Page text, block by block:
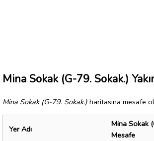
Mina Sokak (G-79. Sokak.)
Mina Sokak (G-79. Sokak.) haritasına mesafe
Yer Adı
Mina Sokak
Mesafe